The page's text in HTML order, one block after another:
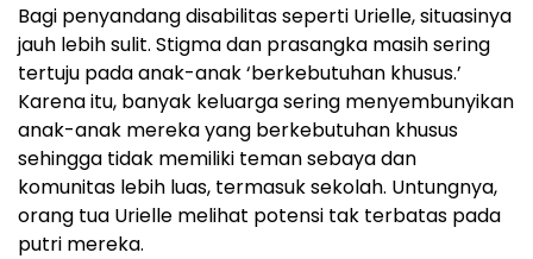
Bagi penyandang disabilitas seperti Urielle, situasinya
jauh lebih sulit. Stigma dan prasangka masih sering
tertuju pada anak-anak ‘berkebutuhan khusus.’
Karena itu, banyak keluarga sering menyembunyikan
anak-anak mereka yang berkebutuhan khusus
sehingga tidak memiliki teman sebaya dan
komunitas lebih luas, termasuk sekolah. Untungnya,
orang tua Urielle melihat potensi tak terbatas pada
putri mereka.